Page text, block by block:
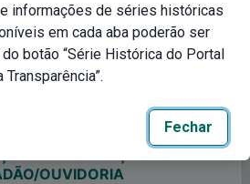
DE INFORMAÇÃO AO
OUVIDORIA
informações de séries históricas
em cada aba poderão ser
botão “Série Histórica do Portal
Transparência”.
Fechar